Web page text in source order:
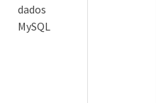
dados
MySQL